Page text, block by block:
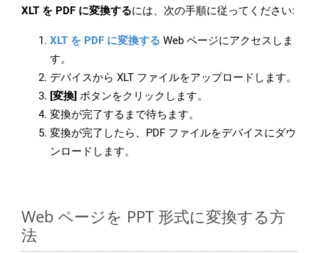
XLT を PDF に変換するには、次の手順に従ってください:
XLT を PDF に変換する Web ページにアクセスしま
す。
デバイスから XLT ファイルをアップロードします。
[変換] ボタンをクリックします。
変換が完了するまで待ちます。
変換が完了したら、PDF ファイルをデバイスにダウ
ンロードします。
Web ページを PPT 形式に変換する方
法